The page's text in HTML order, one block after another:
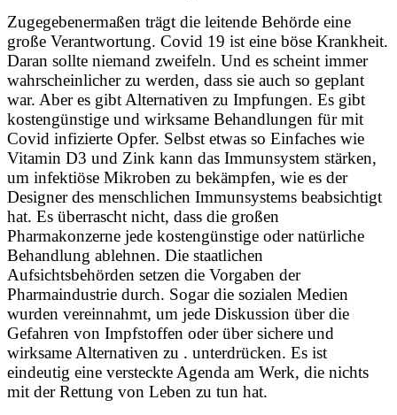
Zugegebenermaßen trägt die leitende Behörde eine
große Verantwortung. Covid 19 ist eine böse Krankheit.
Daran sollte niemand zweifeln. Und es scheint immer
wahrscheinlicher zu werden, dass sie auch so geplant
war. Aber es gibt Alternativen zu Impfungen. Es gibt
kostengünstige und wirksame Behandlungen für mit
Covid infizierte Opfer. Selbst etwas so Einfaches wie
Vitamin D3 und Zink kann das Immunsystem stärken,
um infektiöse Mikroben zu bekämpfen, wie es der
Designer des menschlichen Immunsystems beabsichtigt
hat. Es überrascht nicht, dass die großen
Pharmakonzerne jede kostengünstige oder natürliche
Behandlung ablehnen. Die staatlichen
Aufsichtsbehörden setzen die Vorgaben der
Pharmaindustrie durch. Sogar die sozialen Medien
wurden vereinnahmt, um jede Diskussion über die
Gefahren von Impfstoffen oder über sichere und
wirksame Alternativen zu . unterdrücken. Es ist
eindeutig eine versteckte Agenda am Werk, die nichts
mit der Rettung von Leben zu tun hat.